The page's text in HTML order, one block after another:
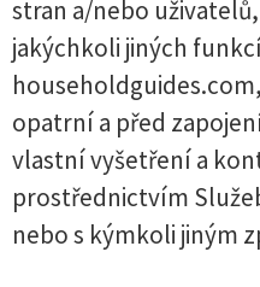
stran a/nebo
jakýchkoli jiných
opatrní a před
vlastní vyšetření a
prostřednictvím
nebo s kýmkoli jiným